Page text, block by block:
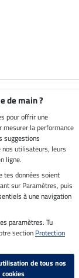
14:39
port en sus
de main ?
pour offrir une
mesurer la performance
suggestions
nos utilisateurs, leurs
ligne.
tes données soient
sur Paramètres, puis
à une navigation
paramètres. Tu
section Protection
de tous nos
cookies